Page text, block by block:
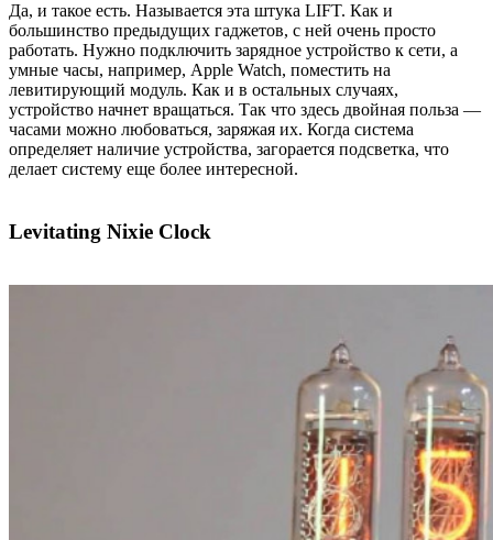
Да, и такое есть. Называется эта штука LIFT. Как и
большинство предыдущих гаджетов, с ней очень просто
работать. Нужно подключить зарядное устройство к сети, а
умные часы, например, Apple Watch, поместить на
левитирующий модуль. Как и в остальных случаях,
устройство начнет вращаться. Так что здесь двойная польза —
часами можно любоваться, заряжая их. Когда система
определяет наличие устройства, загорается подсветка, что
делает систему еще более интересной.
Levitating Nixie Clock